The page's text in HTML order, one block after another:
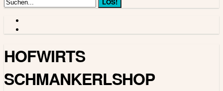
HOFWIRTS
SCHMANKERLSHOP